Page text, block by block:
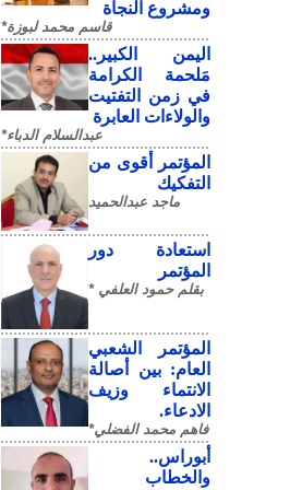
ومشروع النجاة
قاسم محمد لبوزة*
​اليمن الكبير..
مَلحمة الكرامة
في زمن التفتيت
والولاءات العابرة
عبدالسلام الدباء*
المؤتمر أقوى من
التفكيك
ماجد عبدالحميد
استعادة دور
المؤتمر
بقلم حمود العلفي *
المؤتمر الشعبي
العام: بين أصالة
الانتماء وزيف
الادعاء.
فاهم محمد الفضلي*
أبوراس..
والخطاب